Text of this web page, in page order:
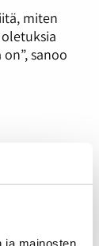
ja mainosten
miten
sanoo